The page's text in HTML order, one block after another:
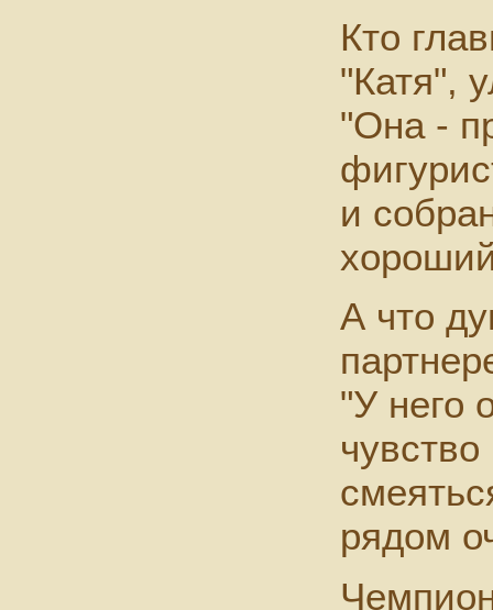
Кто
"Катя",
"Она -
и
А что
"У него
рядом